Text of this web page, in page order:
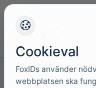
Sök i dokumentationen
Cookieval
FoxIDs använder
webbplatsen ska